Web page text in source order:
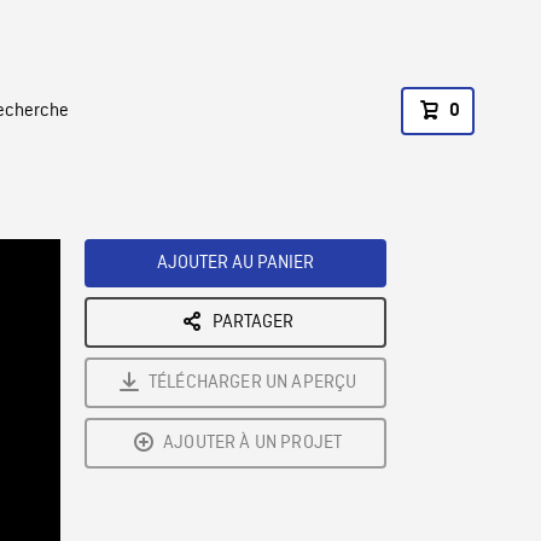
0
AJOUTER AU PANIER
PARTAGER
TÉLÉCHARGER UN APERÇU
AJOUTER À UN PROJET